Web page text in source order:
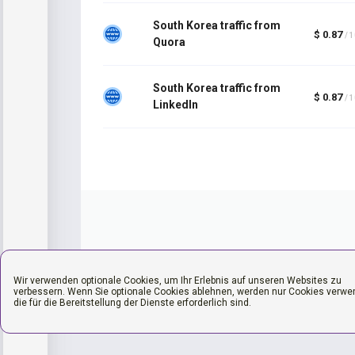
Wir verwenden optionale Cookies, um Ihr Erlebnis auf unseren Websites zu
verbessern. Wenn Sie optionale Cookies ablehnen, werden nur Cookies
die für die Bereitstellung der Dienste erforderlich sind.
South Korea traffic from
Quora
$ 0.87 /
South Korea traffic from
LinkedIn
$ 0.87 /